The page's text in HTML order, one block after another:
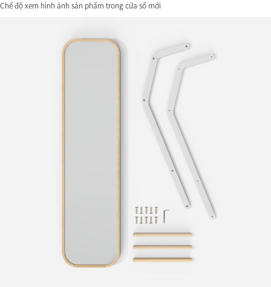
Chế độ xem hình ảnh sản phẩm trong cửa sổ mới